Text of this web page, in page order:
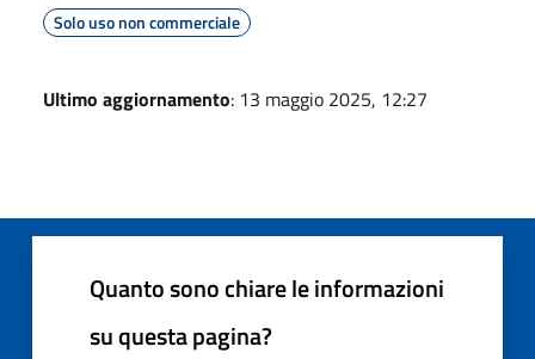
Solo uso non commerciale
Ultimo aggiornamento: 13 maggio 2025, 12:27
Quanto sono chiare le informazioni
su questa pagina?